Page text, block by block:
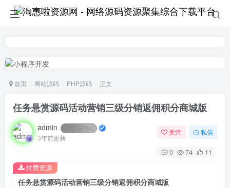
首页 网站源码 PHP源码 正文
任务悬赏源码活动营销三级分销返佣积分商城版
admin
3年前更新
关注 私信
0 74 11
任务悬赏源码活动营销三级分销返佣积分商城版
付费资源